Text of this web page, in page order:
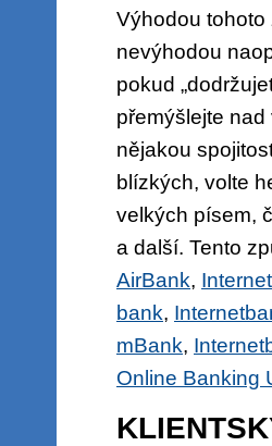
Výhodou
nevýhodou
pokud
přemýšlejte
nějakou
blízkých, volte
velkých písem,
a další. Tento
AirBank,
bank,
mBank,
Online Banking